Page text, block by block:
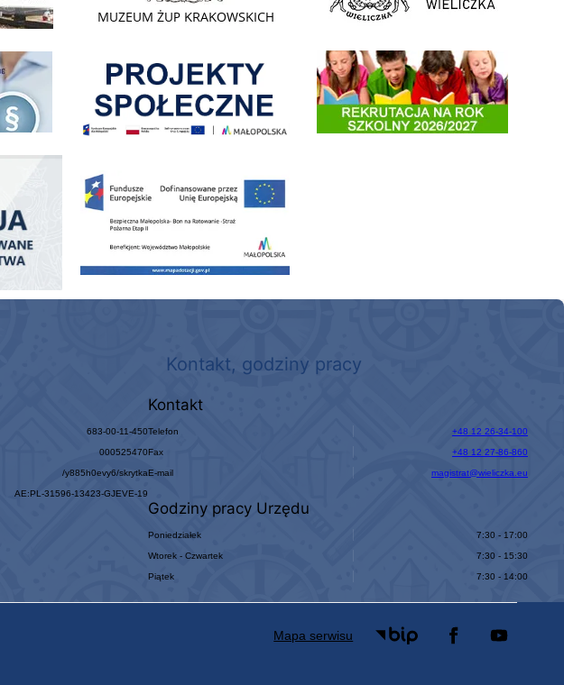
Informacja o terminach rekrutacji na rok szkolny 2026/
Zakup fabrycznie nowego, średniego samochodu ratowniczo-gaśniczego z napędem 4x4 dla OSP Kokotów
683-00-11-450
000525470
/y885h0evy6/skrytka
AE:PL-31596-13423-GJEVE-19
Kontakt, godziny pracy
Kontakt
Telefon +48 12 26-34-100
Fax +48 12 27-86-860
E-mail magistrat@wieliczka.eu
Godziny pracy Urzędu
Poniedziałek 7:30 - 17:00
Wtorek - Czwartek 7:30 - 15:30
Piątek 7:30 - 14:00
Mapa serwisu